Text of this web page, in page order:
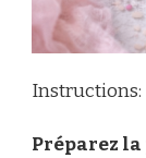
Instructions:
Préparez la